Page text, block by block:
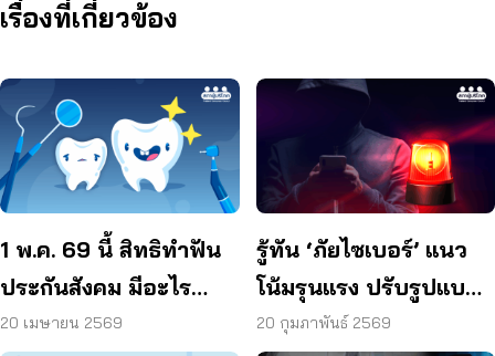
เรื่องที่เกี่ยวข้อง
1 พ.ค. 69 นี้ สิทธิทำฟัน
ประกันสังคม มีอะไร
เปลี่ยนไปบ้าง
20 เมษายน 2569
รู้ทัน ‘ภัยไซเบอร์’ แนว
โน้มรุนแรง ปรับรูปแบบ
ใหม่
20 กุมภาพันธ์ 2569